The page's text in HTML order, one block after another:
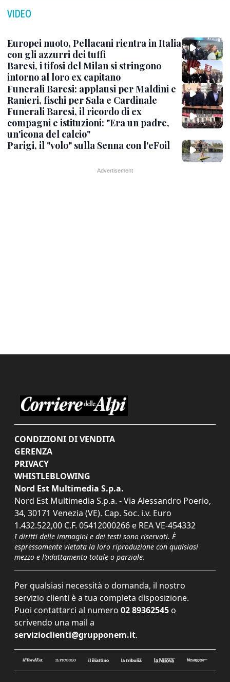
VIDEO
Europei nuoto, Pellacani rientra in Italia
con gli azzurri dei tuffi
Baresi, i tifosi del Milan si stringono
intorno al loro ex capitano
Funerali Baresi: applausi per Maldini e
Ranieri, fischi per Sala e Cardinale
Funerali Baresi, il ricordo di ex
compagni e istituzioni: "Era un padre,
un'icona del calcio"
Parigi, il "volo" sulla Senna con l'eFoil
CONDIZIONI DI VENDITA
GERENZA
PRIVACY
WHISTLEBLOWING
Nord Est Multimedia S.p.a.
Nord Est Multimedia S.p.a. - Via Alessandro Poerio,
34, 30171 Venezia (VE). Cap. Soc. i.v. Euro
1.432.522,00 C.F. 05412000266 e REA VE-454332
I diritti delle immagini e dei testi sono riservati. È
espressamente vietata la loro riproduzione con qualsiasi
mezzo e l'adattamento totale o parziale.
Per qualsiasi necessità o domanda, il nostro
servizio clienti è a tua completa disposizione.
Puoi contattarci al numero 02 89362545 o
scrivendo una mail a
servizioclienti@grupponem.it.